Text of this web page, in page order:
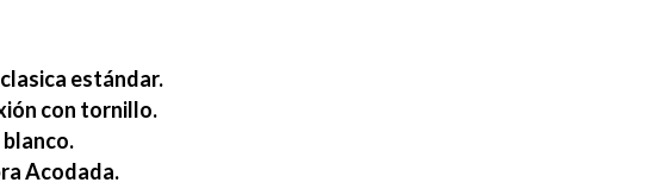
estándar.
con tornillo.
Acodada.